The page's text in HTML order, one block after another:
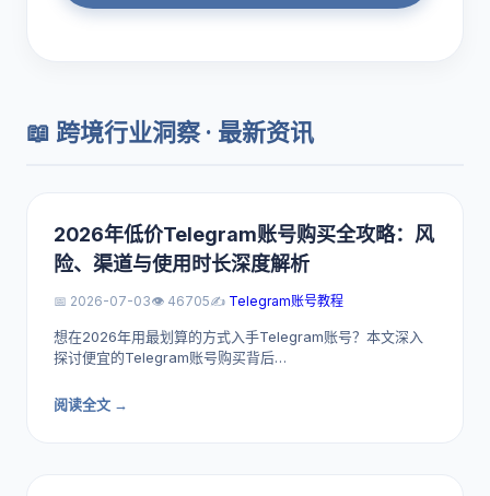
📖 跨境行业洞察 · 最新资讯
2026年低价Telegram账号购买全攻略：风
险、渠道与使用时长深度解析
📅 2026-07-03👁️ 46705✍️ Telegram账号教程
想在2026年用最划算的方式入手Telegram账号？本文深入
探讨便宜的Telegram账号购买背后…
阅读全文 →